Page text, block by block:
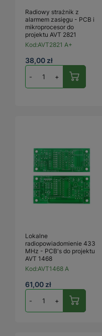
Radiowy strażnik z
alarmem zasięgu - PCB i
mikroprocesor do
projektu AVT 2821
Kod:AVT2821 A+
38,00 zł
- +
Lokalne
radiopowiadomienie 433
MHz - PCB's do projektu
AVT 1468
Kod:AVT1468 A
61,00 zł
- +